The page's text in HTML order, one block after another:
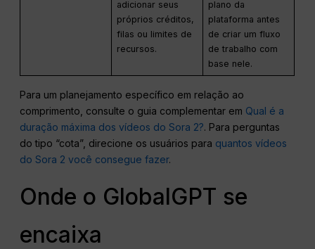
adicionar seus
próprios créditos,
filas ou limites de
recursos.
plano da
plataforma antes
de criar um fluxo
de trabalho com
base nele.
Para um planejamento específico em relação ao
comprimento, consulte o guia complementar em Qual é a
duração máxima dos vídeos do Sora 2?. Para perguntas
do tipo “cota”, direcione os usuários para quantos vídeos
do Sora 2 você consegue fazer.
Onde o GlobalGPT se
encaixa